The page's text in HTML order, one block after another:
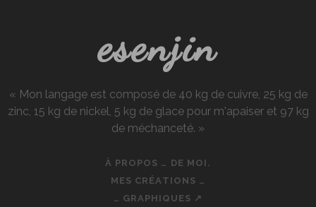
esenjin
« Mon langage est composé de 40 kg de cuivre, 25 kg de
zinc, 15 kg de nickel, 5 kg de glace pour m'apaiser et 97 kg
de méchanceté. »
À PROPOS … DE MOI.
MES CRÉATIONS …
… GRAPHIQUES ↗